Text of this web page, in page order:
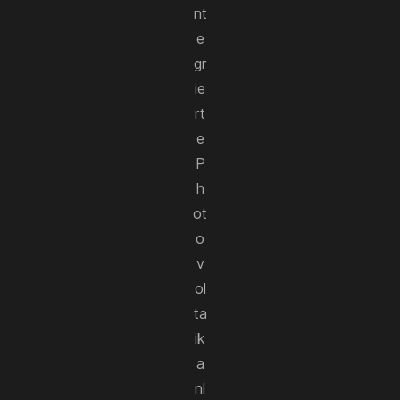
nt
e
gr
ie
rt
e
P
h
ot
o
v
ol
ta
ik
a
nl